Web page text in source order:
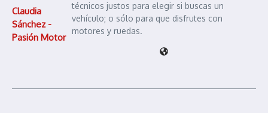
Claudia
Sánchez -
Pasión Motor
técnicos justos para elegir si buscas un
vehículo; o sólo para que disfrutes con
motores y ruedas.